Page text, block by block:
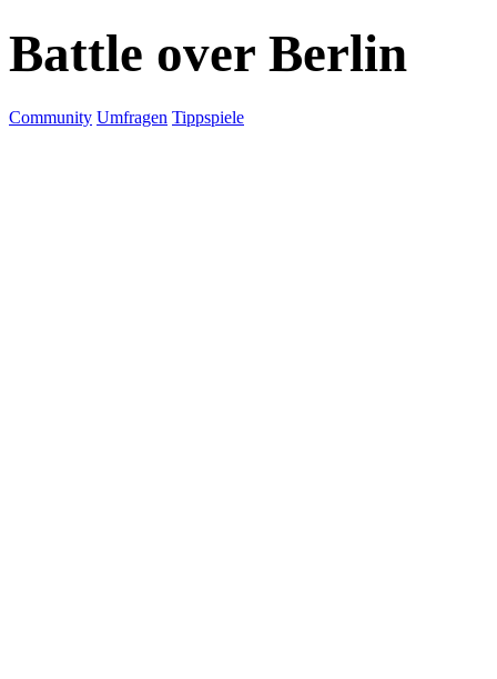
Battle over Berlin
Community Umfragen Tippspiele